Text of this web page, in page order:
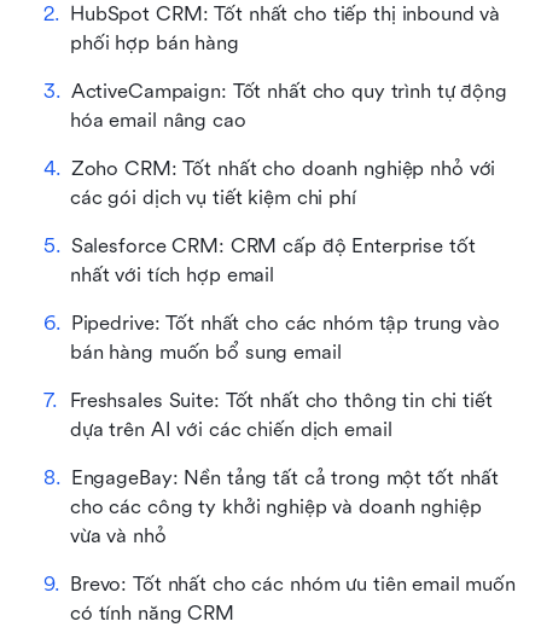
HubSpot CRM: Tốt nhất cho tiếp thị inbound và
phối hợp bán hàng
ActiveCampaign: Tốt nhất cho quy trình tự động
hóa email nâng cao
Zoho CRM: Tốt nhất cho doanh nghiệp nhỏ với
các gói dịch vụ tiết kiệm chi phí
Salesforce CRM: CRM cấp độ Enterprise tốt
nhất với tích hợp email
Pipedrive: Tốt nhất cho các nhóm tập trung vào
bán hàng muốn bổ sung email
Freshsales Suite: Tốt nhất cho thông tin chi tiết
dựa trên AI với các chiến dịch email
EngageBay: Nền tảng tất cả trong một tốt nhất
cho các công ty khởi nghiệp và doanh nghiệp
vừa và nhỏ
Brevo: Tốt nhất cho các nhóm ưu tiên email muốn
có tính năng CRM